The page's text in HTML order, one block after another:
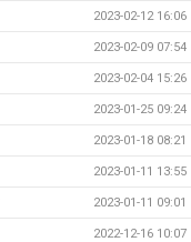
2023-02-12 16:06
2023-02-09 07:54
2023-02-04 15:26
2023-01-25 09:24
2023-01-18 08:21
2023-01-11 13:55
2023-01-11 09:01
2022-12-16 10:07